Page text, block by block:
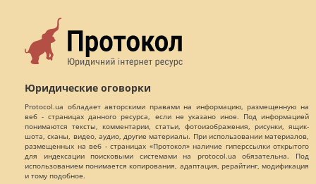
Юридические оговорки
Protocol.ua обладает авторскими правами на информацию, размещенную на
веб - страницах данного ресурса, если не указано иное. Под информацией
понимаются тексты, комментарии, статьи, фотоизображения, рисунки, ящик-
шота, сканы, видео, аудио, другие материалы. При использовании материалов,
размещенных на веб - страницах «Протокол» наличие гиперссылки открытого
для индексации поисковыми системами на protocol.ua обязательна. Под
использованием понимается копирования, адаптация, рерайтинг, модификация
и тому подобное.